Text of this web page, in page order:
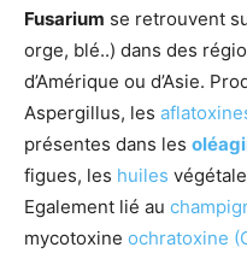
Fusarium se retrouvent
orge, blé..) dans des
d’Amérique ou d’Asie.
Aspergillus, les
présentes dans les
figues, les huiles
Egalement lié au
mycotoxine ochratoxine